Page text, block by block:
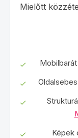
Mielőtt
Képek